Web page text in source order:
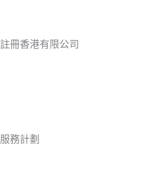
註冊香港有限公司
服務計劃